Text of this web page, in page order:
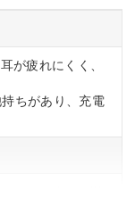
が疲れにくく、
ちがあり、充電